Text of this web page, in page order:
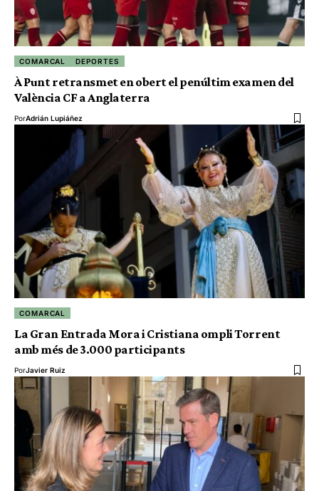
COMARCAL DEPORTES
À Punt retransmet en obert el penúltim examen del
València CF a Anglaterra
PorAdrián Lupiáñez
COMARCAL
La Gran Entrada Mora i Cristiana ompli Torrent
amb més de 3.000 participants
PorJavier Ruiz